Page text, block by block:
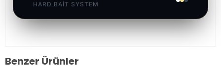
HARD BAIT SYSTEM
Benzer Ürünler